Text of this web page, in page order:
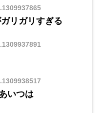
リガリすぎる
いつは